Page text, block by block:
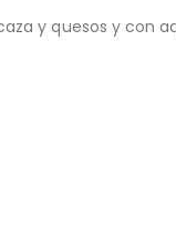
y quesos y con